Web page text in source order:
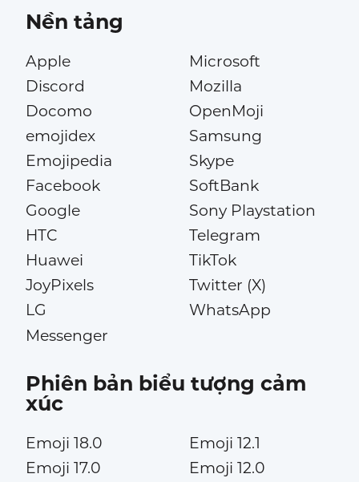
Nền tảng
Apple
Discord
Docomo
emojidex
Emojipedia
Facebook
Google
HTC
Huawei
JoyPixels
LG
Messenger
Microsoft
Mozilla
OpenMoji
Samsung
Skype
SoftBank
Sony Playstation
Telegram
TikTok
Twitter (X)
WhatsApp
Phiên bản biểu tượng cảm
xúc
Emoji 18.0
Emoji 17.0
Emoji 12.1
Emoji 12.0